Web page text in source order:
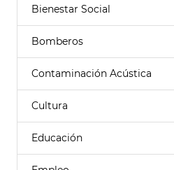
Bienestar Social
Bomberos
Contaminación Acústica
Cultura
Educación